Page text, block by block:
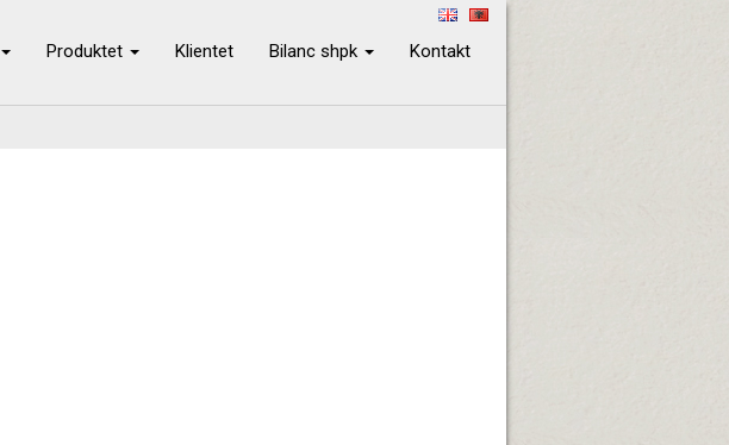
Produktet Klientet Bilanc shpk Kontakt